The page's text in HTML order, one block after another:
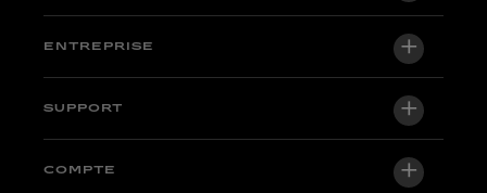
VARG EX
Factory Edition
ENTREPRISE
À propos de nous
SUPPORT
Centre d'assistance
COMPTE